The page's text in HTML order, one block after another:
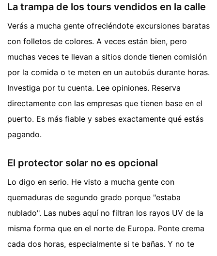
La trampa de los tours vendidos en la calle
Verás a mucha gente ofreciéndote excursiones baratas
con folletos de colores. A veces están bien, pero
muchas veces te llevan a sitios donde tienen comisión
por la comida o te meten en un autobús durante horas.
Investiga por tu cuenta. Lee opiniones. Reserva
directamente con las empresas que tienen base en el
puerto. Es más fiable y sabes exactamente qué estás
pagando.
El protector solar no es opcional
Lo digo en serio. He visto a mucha gente con
quemaduras de segundo grado porque "estaba
nublado". Las nubes aquí no filtran los rayos UV de la
misma forma que en el norte de Europa. Ponte crema
cada dos horas, especialmente si te bañas. Y no te